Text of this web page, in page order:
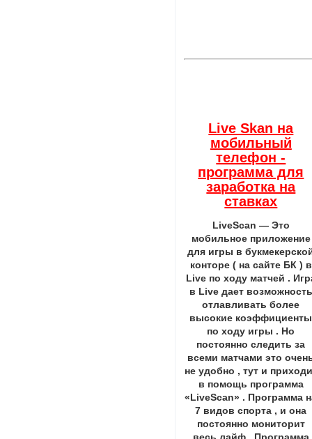
Live Skan на
мобильный
телефон -
программа для
заработка на
ставках
LiveScan — Это
мобильное приложение
для игры в
конторе ( на сайте БК ) в
Live по ходу матчей .
в Live дает возможность
отлавливать более
высокие коэффициенты
по ходу игры . Но
постоянно следить за
всеми матчами это
не удобно , тут и
в помощь программа
«LiveScan» . Программа
7 видов спорта , и она
постоянно мониторит
весь лайф . Программа